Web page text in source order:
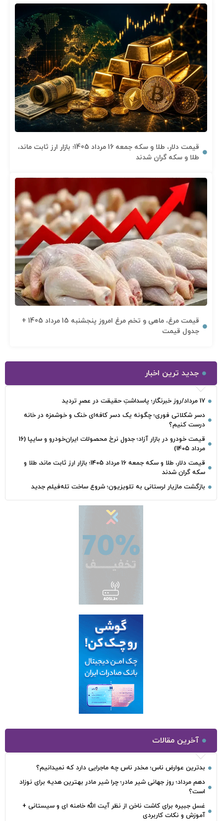
قیمت دلار، طلا و سکه جمعه 16 مرداد 1405؛ بازار ارز ثابت ماند،
طلا و سکه گران شدند
قیمت مرغ، ماهی و تخم مرغ امروز پنجشنبه 15 مرداد 1405 +
جدول قیمت
جدید ترین اخبار
17 مرداد/روز خبرنگار؛ پاسداشتِ حقیقت در عصرِ تردید
دسر شکلاتی فوری؛ چگونه یک دسر کافه‌ای خنک و خوشمزه در خانه
درست کنیم؟
قیمت خودرو در بازار آزاد؛ جدول نرخ محصولات ایران‌خودرو و سایپا (16
مرداد 1405)
قیمت دلار، طلا و سکه جمعه 16 مرداد 1405؛ بازار ارز ثابت ماند، طلا و
سکه گران شدند
بازگشت مازیار لرستانی به تلویزیون؛ شروع ساخت تله‌فیلم جدید
آخرین مقالات
بدترین عوارض ناس؛ مخدر ناس چه ماجرایی دارد که نمیدانیم؟
دهم مرداد؛ روز جهانی شیر مادر؛ چرا شیر مادر بهترین هدیه برای نوزاد
است؟
غسل جبیره برای کاشت ناخن از نظر آیت الله خامنه ای و سیستانی +
آموزش و نکات کاربردی